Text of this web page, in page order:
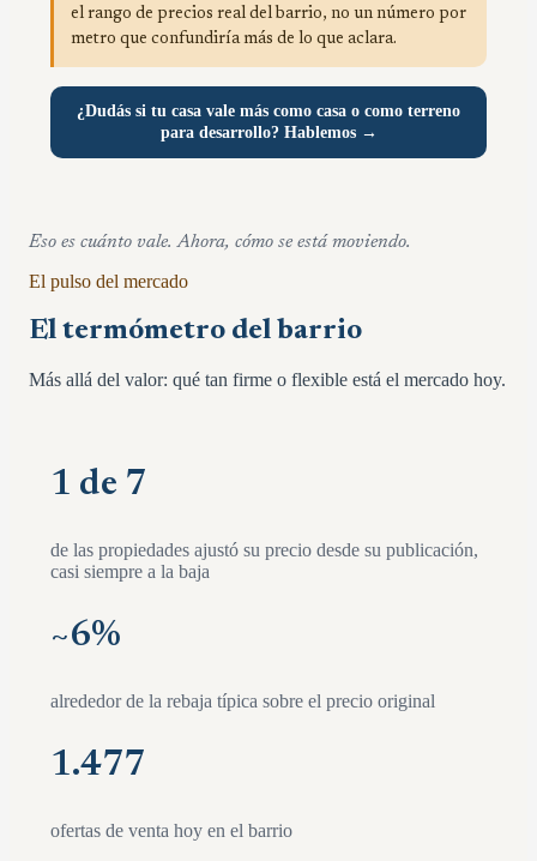
el rango de precios real del barrio, no un número por
metro que confundiría más de lo que aclara.
¿Dudás si tu casa vale más como casa o como terreno
para desarrollo? Hablemos →
Eso es cuánto vale. Ahora, cómo se está moviendo.
El pulso del mercado
El termómetro del barrio
Más allá del valor: qué tan firme o flexible está el mercado hoy.
1 de 7
de las propiedades ajustó su precio desde su publicación,
casi siempre a la baja
~6%
alrededor de la rebaja típica sobre el precio original
1.477
ofertas de venta hoy en el barrio